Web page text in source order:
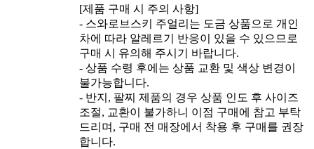
[제품 구매 시 주의 사항]
- 스와로브스키 주얼리는 도금 상품으로 개인
차에 따라 알레르기 반응이 있을 수 있으므로
구매 시 유의해 주시기 바랍니다.
- 상품 수령 후에는 상품 교환 및 색상 변경이
불가능합니다.
- 반지, 팔찌 제품의 경우 상품 인도 후 사이즈
조절, 교환이 불가하니 이점 구매에 참고 부탁
드리며, 구매 전 매장에서 착용 후 구매를 권장
합니다.